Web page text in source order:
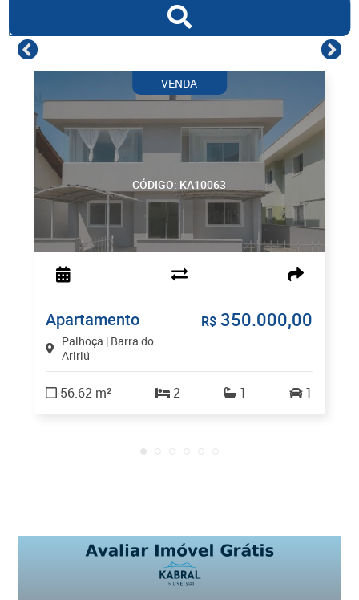
CÓDIGO: KA10063
VENDA
Apartamento
Palhoça | Barra do
Aririú
R$ 350.000,00
56.62 m² 2 1 1